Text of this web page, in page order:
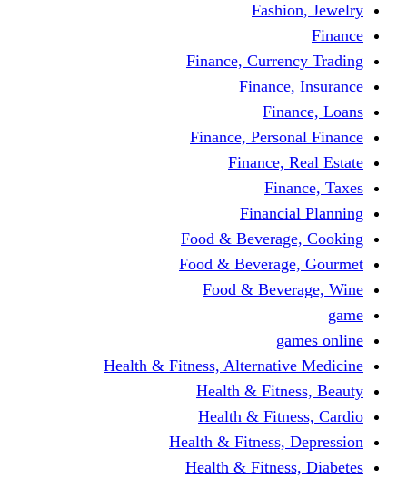
Finance,
Finance,
Finance,
Food &
Food &
Food &
Health & Fitness,
Health &
Health &
Health & Fitness,
Health &